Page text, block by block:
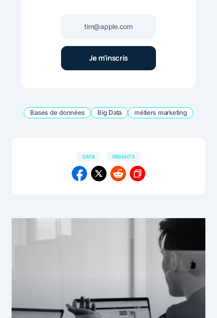
Bases de données Big Data métiers marketing
DATA INSIGHTS